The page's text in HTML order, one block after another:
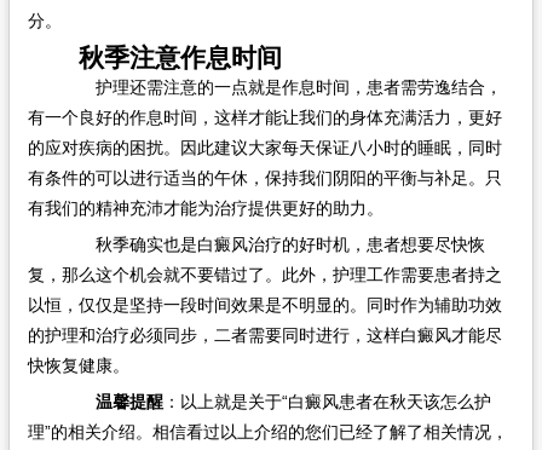
分。
秋季注意作息时间
护理还需注意的一点就是作息时间，患者需劳逸结合，
有一个良好的作息时间，这样才能让我们的身体充满活力，更好
的应对疾病的困扰。因此建议大家每天保证八小时的睡眠，同时
有条件的可以进行适当的午休，保持我们阴阳的平衡与补足。只
有我们的精神充沛才能为治疗提供更好的助力。
秋季确实也是白癜风治疗的好时机，患者想要尽快恢
复，那么这个机会就不要错过了。此外，护理工作需要患者持之
以恒，仅仅是坚持一段时间效果是不明显的。同时作为辅助功效
的护理和治疗必须同步，二者需要同时进行，这样白癜风才能尽
快恢复健康。
温馨提醒：以上就是关于“白癜风患者在秋天该怎么护
理”的相关介绍。相信看过以上介绍的您们已经了解了相关情况，